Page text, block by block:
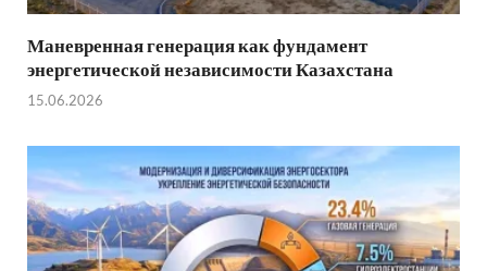
Маневренная генерация как фундамент
энергетической независимости Казахстана
15.06.2026